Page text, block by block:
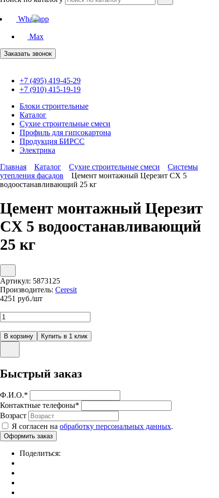
Whatsapp
Max
Заказать звонок
+7 (495) 419-45-29
+7 (910) 415-19-19
Блоки строительные
Каталог
Сухие строительные смеси
Профиль для гипсокартона
Продукция БИРСС
Электрика
Главная
Каталог Сухие строительные смеси
Системы
утепления фасадов
Цемент монтажный Церезит CX 5
водоостанавливающий 25 кг
Цемент монтажный Церезит
CX 5 водоостанавливающий
25 кг
Артикул: 5873125
Производитель: Ceresit
4251 руб./шт
Быстрый заказ
Ф.И.О.*
Контактные телефоны*
Возраст
Я согласен на обработку персональных данных.
Поделиться: